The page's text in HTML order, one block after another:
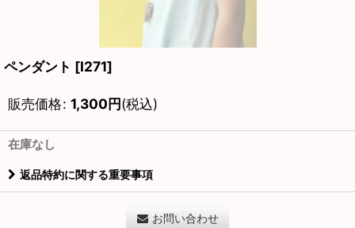
ペンダント [I271]
販売価格: 1,300円(税込)
在庫なし
返品特約に関する重要事項
お問い合わせ